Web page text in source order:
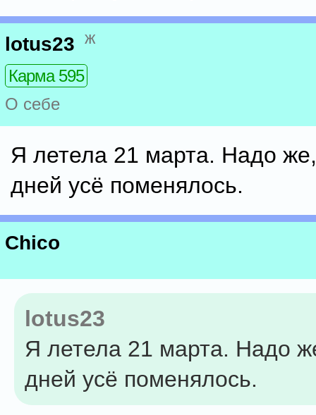
lotus23 ж
Карма 595
О себе
Я летела 21 марта. Надо
дней усё поменялось.
Chico
lotus23
Я летела 21 марта. Надо
дней усё поменялось.